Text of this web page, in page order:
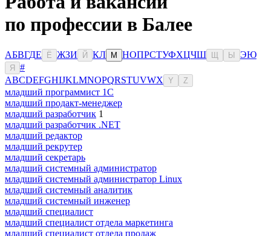
по профессии в Балее
АБВГДЕ Ё ЖЗИ Й КЛ М НОПРСТУФХЦЧШ Ы ЭЮ
Я
#
ABCDEFGHIJKLMNOPQRSTUVWX Y Z
младший программист 1С
младший продакт-менеджер
младший разработчик 1
младший разработчик .NET
младший редактор
младший рекрутер
младший секретарь
младший системный администратор
младший системный администратор Linux
младший системный аналитик
младший системный инженер
младший специалист
младший специалист отдела маркетинга
младший специалист отдела продаж